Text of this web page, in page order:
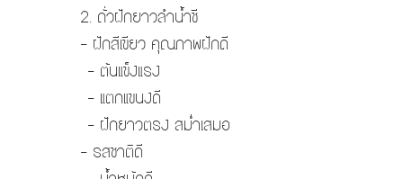
2. ถั่วฝักยาวลำน้ำชี
- ฝักสีเขียว คุณภาพฝักดี
- ต้นแข็งแรง
- แตกแขนงดี
- ฝักยาวตรง สม่ำเสมอ
- รสชาติดี